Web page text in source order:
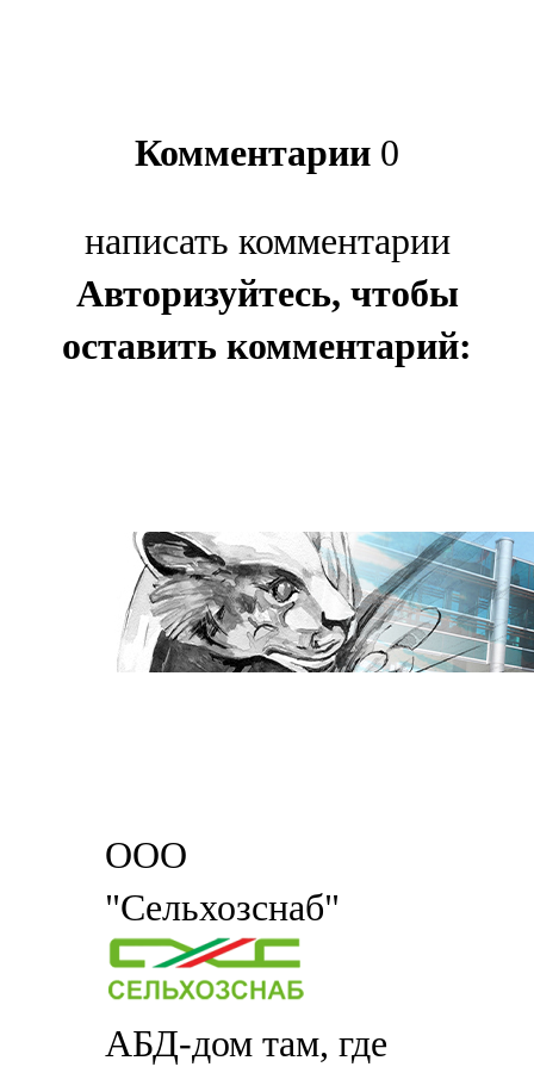
Комментарии 0
написать комментарии
Авторизуйтесь, чтобы
оставить комментарий:
ООО
"Сельхозснаб"
АБД-дом там, где